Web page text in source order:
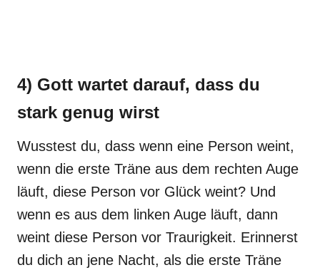
4) Gott wartet darauf, dass du
stark genug wirst
Wusstest du, dass wenn eine Person weint,
wenn die erste Träne aus dem rechten Auge
läuft, diese Person vor Glück weint? Und
wenn es aus dem linken Auge läuft, dann
weint diese Person vor Traurigkeit. Erinnerst
du dich an jene Nacht, als die erste Träne